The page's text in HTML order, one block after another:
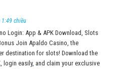
chiều
Login: App & APK Download, Slots
Join Apaldo Casino, the
destination for slots! Download the
login easily, and claim your exclusive